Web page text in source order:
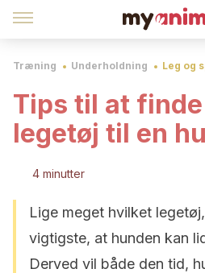
Træning Underholdning Leg og
Tips til at
legetøj til en
4 minutter
Lige meget hvilket
vigtigste, at hunden kan
Derved vil både den tid,